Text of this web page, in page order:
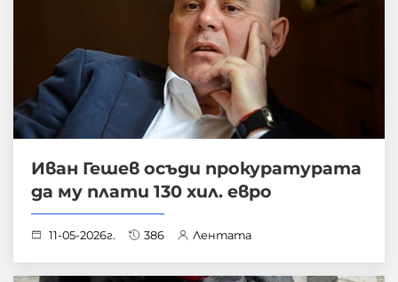
Иван Гешев осъди прокуратурата
да му плати 130 хил. евро
11-05-2026г. 386 Лентата